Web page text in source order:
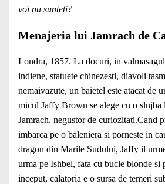
voi nu sunteti?
Menajeria lui Jamrach de
Londra, 1857. La docuri, in
indiene, statuete chinezesti, diavoli
nemaivazute, un baietel este atacat de
micul Jaffy Brown se alege cu o slujba
Jamrach, negustor de curiozitati.Cand
imbarca pe o baleniera si porneste in
dragon din Marile Sudului, Jaffy il
urma pe Ishbel, fata cu bucle blonde si
inceput, calatoria e o sursa de temeri